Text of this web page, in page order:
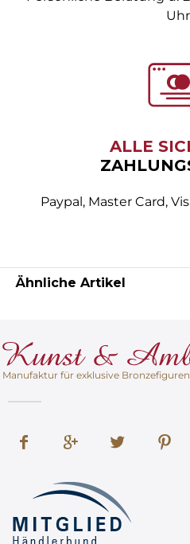
Uhr
ALLE
Paypal, Master Card,
Ähnliche Artikel
Manufaktur für exklusive